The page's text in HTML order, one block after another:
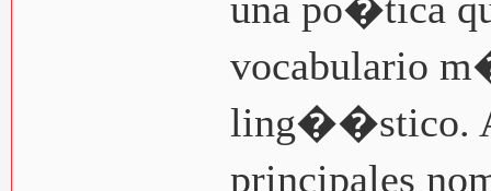
vocabulario
ling��stico.
principales